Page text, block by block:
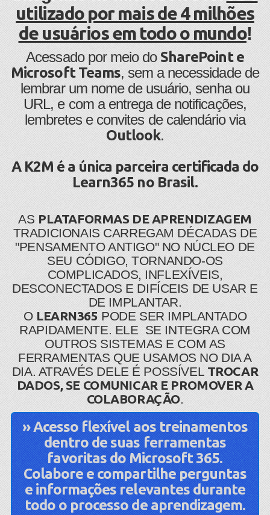
utilizado por mais de 4 milhões
de usuários em todo o mundo!
​​​Acessado por meio doSharePoint e
Microsoft Teams, sem a necessidade de
lembrar um nome de usuário, senha ou
URL, e com a entrega de notificações,
lembretes e convites de calendário via
Outlook.
A K2M é a única parceira certificada do
Learn365 no Brasil.
​AS PLATAFORMAS DE APRENDIZAGEM
TRADICIONAIS CARREGAM DÉCADAS DE
"PENSAMENTO ANTIGO" NO NÚCLEO DE
SEU CÓDIGO, TORNANDO-OS
COMPLICADOS, INFLEXÍVEIS,
DESCONECTADOS E DIFÍCEIS DE USAR E
DE IMPLANTAR.
​​​O LEARN365 PODE SER IMPLANTADO
RAPIDAMENTE. ELE SE INTEGRA COM
OUTROS SISTEMAS E COM AS
FERRAMENTAS QUE USAMOS NO DIA A
DIA. ATRAVÉS DELE É POSSÍVEL TROCAR
DADOS, SE COMUNICAR E PROMOVER A
COLABORAÇÃO.
» Acesso flexível aos treinamentos
dentro de suas ferramentas
favoritas do Microsoft 365.
Colabore e compartilhe perguntas
e informações relevantes durante
todo o processo de aprendizagem.